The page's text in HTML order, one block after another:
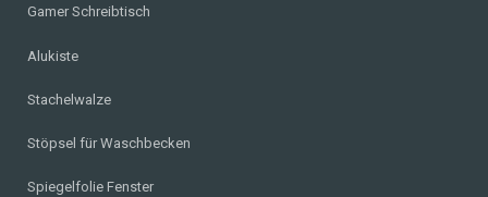
Gamer Schreibtisch
Alukiste
Stachelwalze
Stöpsel für Waschbecken
Spiegelfolie Fenster